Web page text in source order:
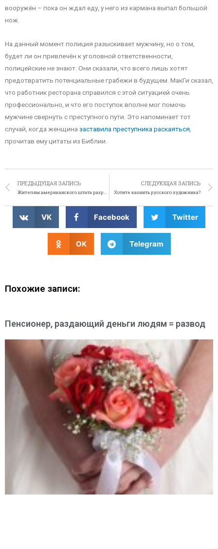
вооружён – пока он ждал еду, у него из кармана выпал большой
нож.
На данный момент полиция разыскивает мужчину, но о том,
будет ли он привлечён к уголовной ответственности,
полицейские не знают. Они сказали, что всего лишь хотят
предотвратить потенциальные грабежи в будущем. МакГи сказал,
что работник ресторана справился с этой ситуацией очень
профессионально, и что его поступок вполне мог помочь
мужчине свернуть с преступного пути. Это напоминает тот
случай, когда женщина заставила преступника раскаяться
прочитав ему цитаты из Библии.
ПРЕДЫДУЩАЯ ЗАПИСЬ
Жителям американского штата разрешили питаться сбитыми на дороге животными
СЛЕДУЮЩАЯ ЗАПИСЬ
Хотите казнить русского художника?
VK Facebook Twitter
OK Telegram
Похожие записи:
Пенсионер, раздающий деньги людям = развод